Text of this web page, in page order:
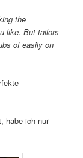
the
like. But tailors
of easily on
habe ich nur